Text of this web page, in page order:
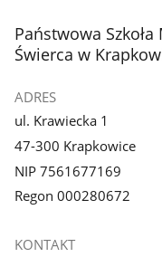
stopka
Państwowa
Świerca w
ADRES
ul. Krawiecka 1
47-300 Krapkowice
NIP 7561677169
Regon 000280672
KONTAKT